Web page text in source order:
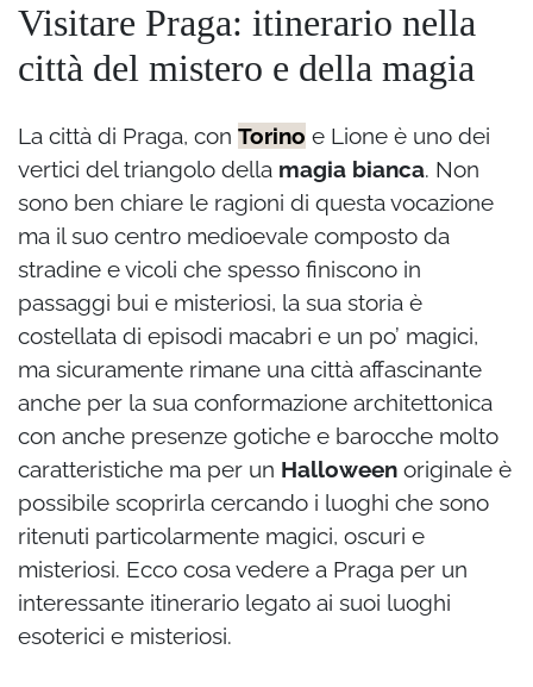
Visitare Praga: itinerario nella
città del mistero e della magia
La città di Praga, con Torino e Lione è uno dei
vertici del triangolo della magia bianca. Non
sono ben chiare le ragioni di questa vocazione
ma il suo centro medioevale composto da
stradine e vicoli che spesso finiscono in
passaggi bui e misteriosi, la sua storia è
costellata di episodi macabri e un po’ magici,
ma sicuramente rimane una città affascinante
anche per la sua conformazione architettonica
con anche presenze gotiche e barocche molto
caratteristiche ma per un Halloween originale è
possibile scoprirla cercando i luoghi che sono
ritenuti particolarmente magici, oscuri e
misteriosi. Ecco cosa vedere a Praga per un
interessante itinerario legato ai suoi luoghi
esoterici e misteriosi.